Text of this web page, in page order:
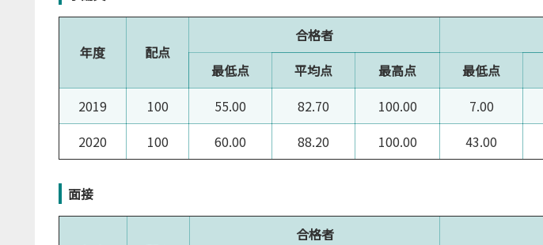
年度 配点
合格者
最低点
平均点 最高点 最低点
2019
100 55.00 82.70 100.00 7.00
2020
100 60.00 88.20 100.00 43.00
面接
合格者